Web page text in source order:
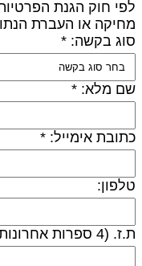
חוק הגנת הפרטיות,
או העברת
בקשה: *
מלא: *
אימייל: *
ספרות אחרונות לאימות):